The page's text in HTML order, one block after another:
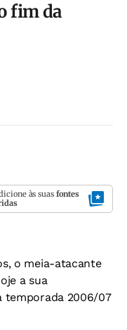
fim da
às suas fontes
o meia-atacante
a sua
temporada 2006/07